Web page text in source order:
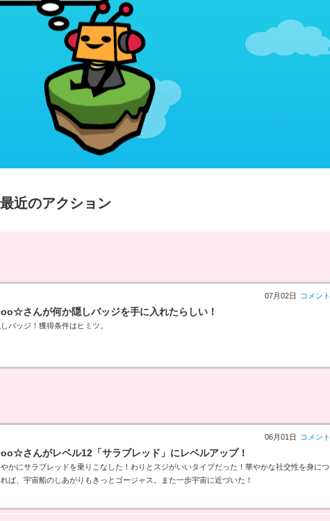
近のアクション
07月02日 コメント
さんが何か隠しバッジを手に入れたらしい！
バッジ！獲得条件はヒミツ。
06月01日 コメント
さんがレベル12「サラブレッド」にレベルアップ！
かにサラブレッドを乗りこなした！わりとスジがいいタイプだった！華やかな社交性を身につ
ば、宇宙船のしあがりもきっとゴージャス。また一歩宇宙に近づいた！